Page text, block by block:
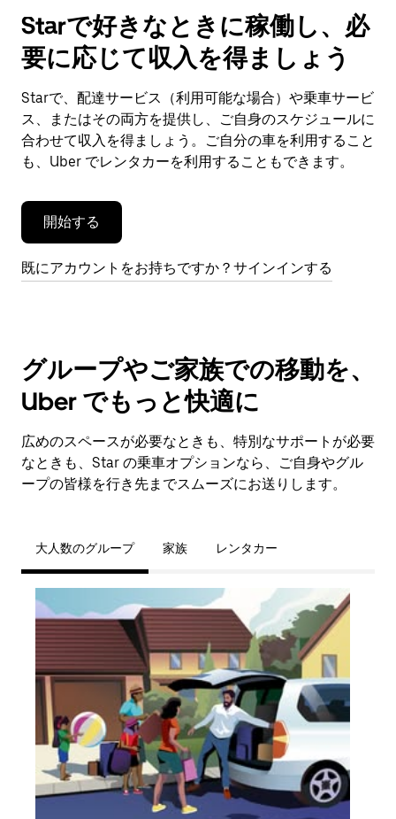
ン
で
カ
ン
ダ
ー
を
閉
ま
す。
Starで好きなときに稼働し、必
要に応じて収入を得ましょう
Starで、配達サービス（利用可能な場合）や乗車サービ
ス、またはその両方を提供し、ご自身のスケジュールに
合わせて収入を得ましょう。ご自分の車を利用すること
も、Uber でレンタカーを利用することもできます。
開始する
既にアカウントをお持ちですか？サインインする
グループやご家族での移動を、
Uber でもっと快適に
広めのスペースが必要なときも、特別なサポートが必要
なときも、Star の乗車オプションなら、ご自身やグル
ープの皆様を行き先までスムーズにお送りします。
大人数のグループ 家族 レンタカー